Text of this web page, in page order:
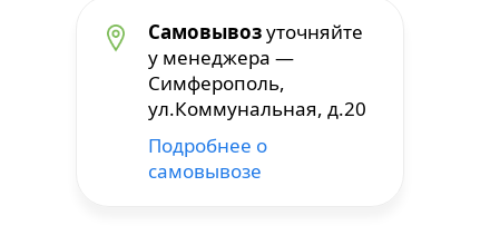
Самовывозуточняйте
у менеджера —
Симферополь,
ул.Коммунальная, д.20
Подробнее о
самовывозе